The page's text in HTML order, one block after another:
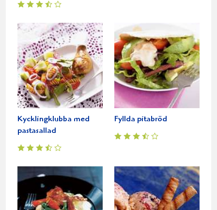
Kycklingklubba med
pastasallad
Fyllda pitabröd